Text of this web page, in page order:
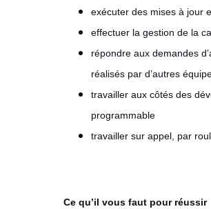
exécuter des mises à jour
effectuer la gestion de la
répondre aux demandes
réalisés par d’autres
travailler aux côtés des
programmable
travailler sur appel, par
Ce qu’il vous faut pour réussir